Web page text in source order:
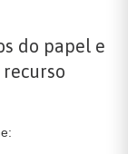
do papel e